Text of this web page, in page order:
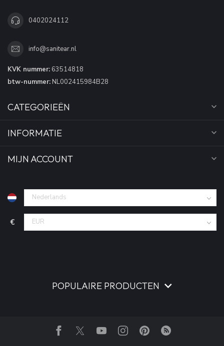
0402024112
info@sanitear.nl
KVK nummer: 63514818
btw-nummer: NL002415984B28
CATEGORIEËN
INFORMATIE
MIJN ACCOUNT
€
POPULAIRE PRODUCTEN